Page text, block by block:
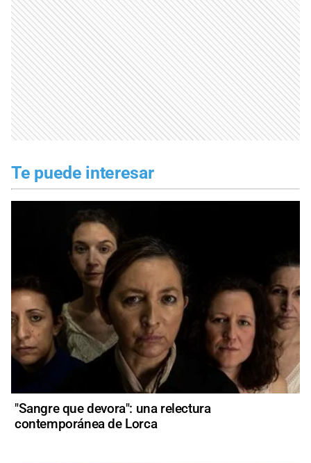
Te puede interesar
"Sangre que devora": una relectura
contemporánea de Lorca